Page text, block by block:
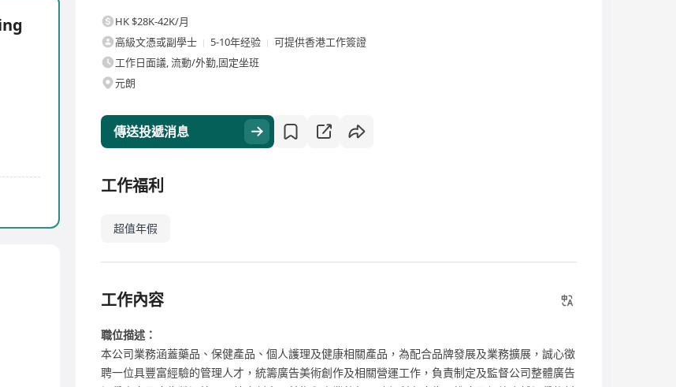
HK $28K-42K/月
高級文憑或副學士
5-10年经验
可提供香港工作簽證
工作日面議, 流動/外勤,固定坐班
元朗
傳送投遞消息
工作福利
超值年假
工作內容
職位描述：
本公司業務涵蓋藥品、保健產品、個人護理及健康相關產品，為配合品牌發展及業務擴展，誠心徵
聘一位具豐富經驗的管理人才，統籌廣告美術創作及相關營運工作，負責制定及監督公司整體廣告